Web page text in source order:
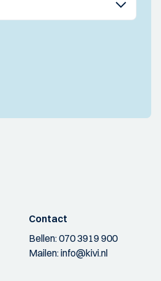
Contact
Bellen:070 3919 900
Mailen:info@kivi.nl